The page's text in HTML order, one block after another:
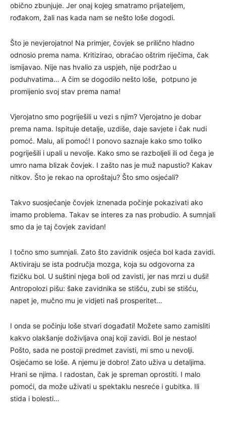
obično zbunjuje. Jer onaj kojeg smatramo prijateljem,
rođakom, žali nas kada nam se nešto loše dogodi.
Što je nevjerojatno! Na primjer, čovjek se prilično hladno
odnosio prema nama. Kritizirao, obraćao oštrim riječima, čak
ismijavao. Nije nas hvalio za uspjeh, nije podržao u
poduhvatima… A čim se dogodilo nešto loše, potpuno je
promijenio svoj stav prema nama!
Vjerojatno smo pogriješili u vezi s njim? Vjerojatno je dobar
prema nama. Ispituje detalje, uzdiše, daje savjete i čak nudi
pomoć. Malu, ali pomoć! I ponovo saznaje kako smo toliko
pogriješili i upali u nevolje. Kako smo se razboljeli ili od čega je
umro nama blizak čovjek. I zašto nas je muž napustio? Kakav
nitkov. Što je rekao na oproštaju? Što smo osjećali?
Takvo suosjećanje čovjek iznenada počinje pokazivati ako
imamo problema. Takav se interes za nas probudio. A sumnjali
smo da je taj čovjek zavidan!
I točno smo sumnjali. Zato što zavidnik osjeća bol kada zavidi.
Aktiviraju se ista područja mozga, koja su odgovorna za
fizičku bol. U suštini njega boli od zavisti, jer nas mrzi u duši!
Antropolozi pišu: šake zavidnika se stišću, zubi se stišću,
napet je, mučno mu je vidjeti naš prosperitet…
I onda se počinju loše stvari događati! Možete samo zamisliti
kakvo olakšanje doživljava onaj koji zavidi. Bol je nestao!
Pošto, sada ne postoji predmet zavisti, mi smo u nevolji.
Osjećamo se loše. A njemu je dobro! Zato uživa u detaljima.
Hrani se njima. I radostan, čak je spreman oprostiti. I malo
pomoći, da može uživati u spektaklu nesreće i gubitka. Ili
stida i bolesti…